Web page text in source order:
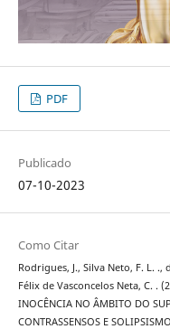
PDF
Publicado
07-10-2023
Como Citar
Rodrigues, J., Silva Neto, F. L. .,
Félix de Vasconcelos Neta, C. .
INOCÊNCIA NO ÂMBITO DO
CONTRASSENSOS E